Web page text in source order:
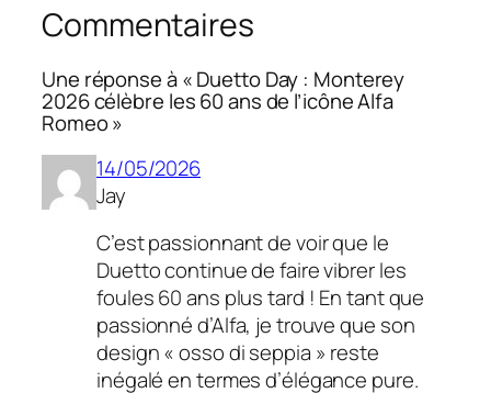
Commentaires
Une réponse à « Duetto Day : Monterey
2026 célèbre les 60 ans de l’icône Alfa
Romeo »
14/05/2026
Jay
C’est passionnant de voir que le
Duetto continue de faire vibrer les
foules 60 ans plus tard ! En tant que
passionné d’Alfa, je trouve que son
design « osso di seppia » reste
inégalé en termes d’élégance pure.